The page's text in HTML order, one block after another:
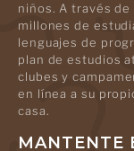
niños. A través
millones de
lenguajes de
plan de estudios
clubes y
en línea a su
casa.
MANTENTE